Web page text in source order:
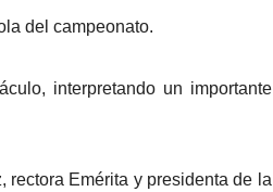
del campeonato.
interpretando un importante
rectora Emérita y presidenta de la